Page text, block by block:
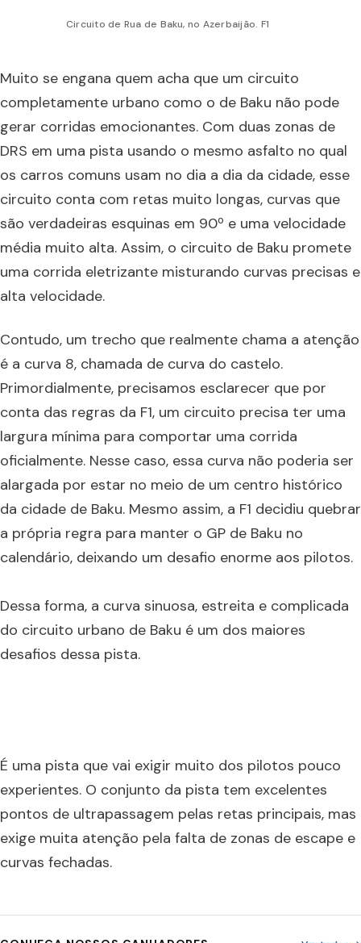
Circuito de Rua de Baku, no Azerbaijão. F1
Muito se engana quem acha que um circuito
completamente urbano como o de Baku não pode
gerar corridas emocionantes. Com duas zonas de
DRS em uma pista usando o mesmo asfalto no qual
os carros comuns usam no dia a dia da cidade, esse
circuito conta com retas muito longas, curvas que
são verdadeiras esquinas em 90º e uma velocidade
média muito alta. Assim, o circuito de Baku promete
uma corrida eletrizante misturando curvas precisas e
alta velocidade.
Contudo, um trecho que realmente chama a atenção
é a curva 8, chamada de curva do castelo.
Primordialmente, precisamos esclarecer que por
conta das regras da F1, um circuito precisa ter uma
largura mínima para comportar uma corrida
oficialmente. Nesse caso, essa curva não poderia ser
alargada por estar no meio de um centro histórico
da cidade de Baku. Mesmo assim, a F1 decidiu quebrar
a própria regra para manter o GP de Baku no
calendário, deixando um desafio enorme aos pilotos.
Dessa forma, a curva sinuosa, estreita e complicada
do circuito urbano de Baku é um dos maiores
desafios dessa pista.
É uma pista que vai exigir muito dos pilotos pouco
experientes. O conjunto da pista tem excelentes
pontos de ultrapassagem pelas retas principais, mas
exige muita atenção pela falta de zonas de escape e
curvas fechadas.